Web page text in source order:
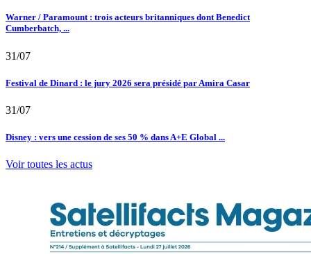
Warner / Paramount : trois acteurs britanniques dont Benedict
Cumberbatch, ...
31/07
Festival de Dinard : le jury 2026 sera présidé par Amira Casar
31/07
Disney : vers une cession de ses 50 % dans A+E Global ...
Voir toutes les actus